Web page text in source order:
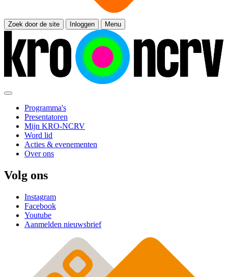
Zoek door de site Inloggen Menu
Programma's
Presentatoren
Mijn KRO-NCRV
Word lid
Acties & evenementen
Over ons
Volg ons
Instagram
Facebook
Youtube
Aanmelden nieuwsbrief